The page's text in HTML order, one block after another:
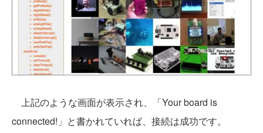
上記のような画面が表示され、「Your board is
connected!」と書かれていれば、接続は成功です。